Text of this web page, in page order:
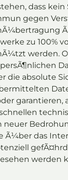
dass
gegen
zu 100%
werden.
die absolute
garantieren,
neuer
Ã¼ber das
werden